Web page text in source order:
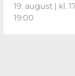
19. august | kl.
19:00